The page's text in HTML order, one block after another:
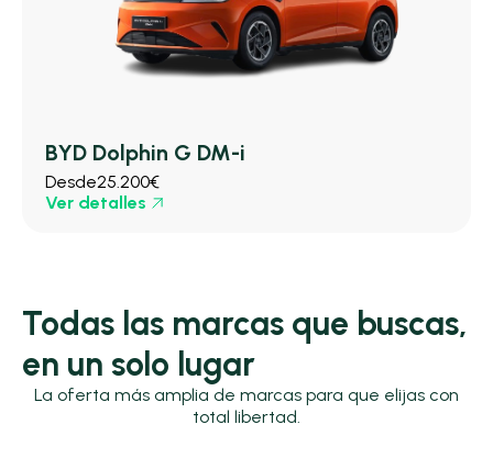
BYD Dolphin G DM-i
Desde25.200€
Ver detalles
Todas las marcas que buscas,
en un solo lugar
La oferta más amplia de marcas para que elijas con
total libertad.